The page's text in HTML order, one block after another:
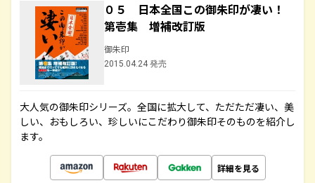
０５ 日本全国この御朱印が凄い！
第壱集 増補改訂版
御朱印
2015.04.24 発売
大人気の御朱印シリーズ。全国に拡大して、ただただ凄い、美
しい、おもしろい、珍しいにこだわり御朱印そのものを紹介し
ます。
詳細を見る